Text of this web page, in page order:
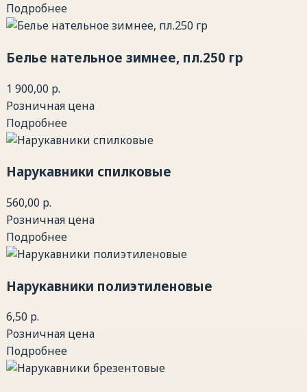
Подробнее
Белье нательное зимнее, пл.250 гр
1 900,00 р.
Розничная цена
Подробнее
Нарукавники спилковые
560,00 р.
Розничная цена
Подробнее
Нарукавники полиэтиленовые
6,50 р.
Розничная цена
Подробнее